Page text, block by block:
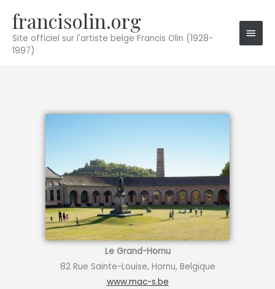
contenu
francisolin.org
Site officiel sur l'artiste belge Francis Olin (1928-
1997)
Le Grand-Hornu
82 Rue Sainte-Louise, Hornu, Belgique
www.mac-s.be